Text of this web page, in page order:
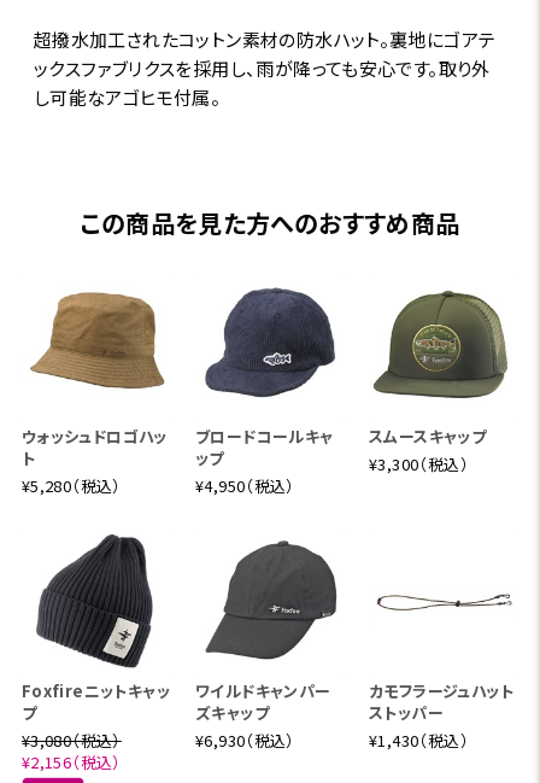
超撥水加工されたコットン素材の防水ハット。裏地にゴアテ
ックスファブリクスを採用し、雨が降っても安心です。取り外
し可能なアゴヒモ付属。
この商品を見た方へのおすすめ商品
ウォッシュドロゴハッ
ト
¥5,280（税込）
ブロードコールキャ
ップ
¥4,950（税込）
スムースキャップ
¥3,300（税込）
Foxfireニットキャッ
プ
¥3,080（税込）
¥2,156（税込）
ワイルドキャンパー
ズキャップ
¥6,930（税込）
カモフラージュハット
ストッパー
¥1,430（税込）